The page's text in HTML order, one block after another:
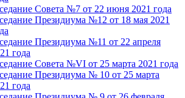
Совета №7 от 22 июня 2021 года
Президиума №12 от 18 мая 2021
Президиума №11 от 22 апреля
года
Совета №VI от 25 марта 2021 года
Президиума № 10 от 25 марта
года